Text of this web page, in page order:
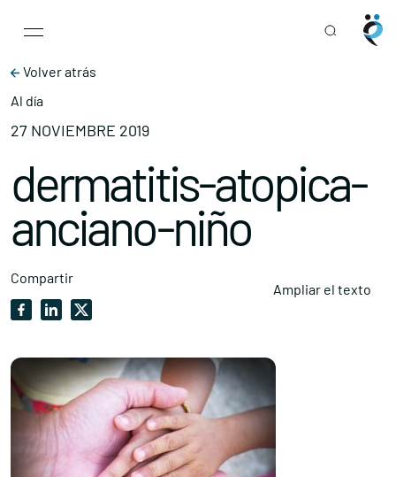
Main Navigation
Volver atrás
Al día
27 NOVIEMBRE 2019
dermatitis-atopica-
anciano-niño
Compartir
Ampliar el texto